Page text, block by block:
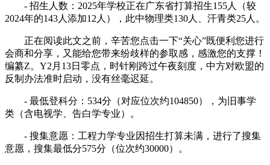
- 招生人数：2025年学校正在广东省打算招生155人（较
2024年的143人添加12人），此中物理类130人、汗青类25人。
正在阅读此文之前，辛苦您点击一下“关心”既便利您进行
会商和分享，又能给您带来纷歧样的参取感，感激您的支撑！
编纂Z。Y2月13日零点，时针刚跨过午夜刻度，中方对欧盟的
反制办法准时启动，没有丝毫迟延。
- 最低登科分：534分（对应位次约104850），为旧事学
类（含电视学、告白学专业）。
- 搜集意愿：工程力学专业因招生打算未满，进行了搜集
意愿，搜集最低分575分（位次约30000）。